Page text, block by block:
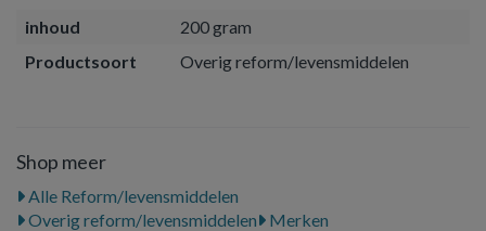
inhoud
200 gram
Productsoort
Overig reform/levensmiddelen
Shop meer
Alle Reform/levensmiddelen
Overig reform/levensmiddelen
Merken